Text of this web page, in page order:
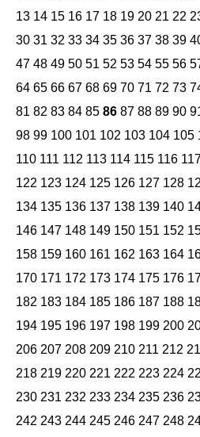
13 14 15 16 17 18 19 20 21 22
30 31 32 33 34 35 36 37 38 39
47 48 49 50 51 52 53 54 55 56
64 65 66 67 68 69 70 71 72 73
81 82 83 84 85 86 87 88 89 90
98 99 100 101 102 103 104 105
110 111 112 113 114 115 116
122 123 124 125 126 127 128
134 135 136 137 138 139 140
146 147 148 149 150 151 152
158 159 160 161 162 163 164
170 171 172 173 174 175 176
182 183 184 185 186 187 188
194 195 196 197 198 199 200
206 207 208 209 210 211 212
218 219 220 221 222 223 224
230 231 232 233 234 235 236
242 243 244 245 246 247 248